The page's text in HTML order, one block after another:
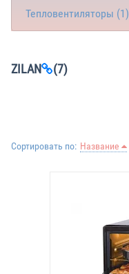
Тепловентиляторы (1)
ZILAN (7)
Сортировать по: Название